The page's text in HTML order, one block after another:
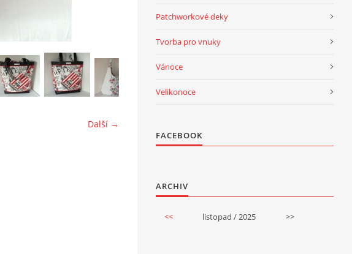
Další →
Patchworkové deky
Tvorba pro vnuky
Vánoce
Velikonoce
FACEBOOK
ARCHIV
<< listopad / 2025 >>